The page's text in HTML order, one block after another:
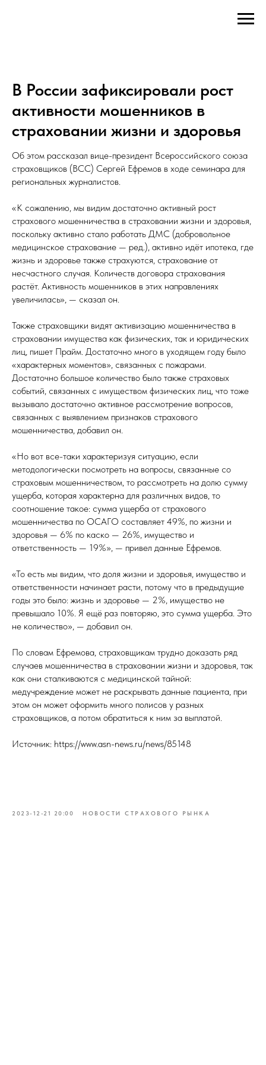
В России зафиксировали рост
активности мошенников в
страховании жизни и здоровья
Об этом рассказал вице-президент Всероссийского союза
страховщиков (ВСС) Сергей Ефремов в ходе семинара для
региональных журналистов.
«К сожалению, мы видим достаточно активный рост
страхового мошенничества в страховании жизни и здоровья,
поскольку активно стало работать ДМС (добровольное
медицинское страхование — ред.), активно идёт ипотека, где
жизнь и здоровье также страхуются, страхование от
несчастного случая. Количеств договора страхования
растёт. Активность мошенников в этих направлениях
увеличилась», — сказал он.
Также страховщики видят активизацию мошенничества в
страховании имущества как физических, так и юридических
лиц, пишет Прайм. Достаточно много в уходящем году было
«характерных моментов», связанных с пожарами.
Достаточно большое количество было также страховых
событий, связанных с имуществом физических лиц, что тоже
вызывало достаточно активное рассмотрение вопросов,
связанных с выявлением признаков страхового
мошенничества, добавил он.
«Но вот все-таки характеризуя ситуацию, если
методологически посмотреть на вопросы, связанные со
страховым мошенничеством, то рассмотреть на долю сумму
ущерба, которая характерна для различных видов, то
соотношение такое: сумма ущерба от страхового
мошенничества по ОСАГО составляет 49%, по жизни и
здоровья — 6% по каско — 26%, имущество и
ответственность — 19%», — привел данные Ефремов.
«То есть мы видим, что доля жизни и здоровья, имущество и
ответственности начинает расти, потому что в предыдущие
годы это было: жизнь и здоровье — 2%, имущество не
превышало 10%. Я ещё раз повторяю, это сумма ущерба. Это
не количество», — добавил он.
По словам Ефремова, страховщикам трудно доказать ряд
случаев мошенничества в страховании жизни и здоровья, так
как они сталкиваются с медицинской тайной:
медучреждение может не раскрывать данные пациента, при
этом он может оформить много полисов у разных
страховщиков, а потом обратиться к ним за выплатой.
Источник: https://www.asn-news.ru/news/85148
2023-12-21 20:00 НОВОСТИ СТРАХОВОГО РЫНКА